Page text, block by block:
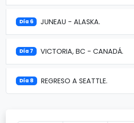
Día 6 JUNEAU - ALASKA.
Día 7 VICTORIA, BC - CANADÁ.
Día 8 REGRESO A SEATTLE.